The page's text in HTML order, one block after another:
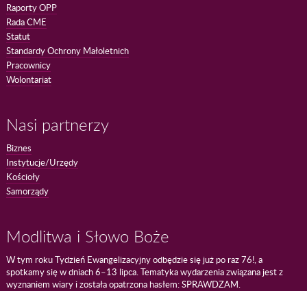
Raporty OPP
Rada CME
Statut
Standardy Ochrony Małoletnich
Pracownicy
Wolontariat
Nasi partnerzy
Biznes
Instytucje/Urzędy
Kościoły
Samorządy
Modlitwa i Słowo Boże
W tym roku Tydzień Ewangelizacyjny odbędzie się już po raz 76!, a
spotkamy się w dniach 6–13 lipca. Tematyka wydarzenia związana jest z
wyznaniem wiary i została opatrzona hasłem: SPRAWDZAM.